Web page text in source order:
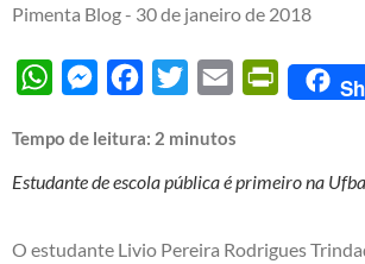
Pimenta Blog - 30 de janeiro de 2018
WhatsAppMessengerFacebook
Twitter Email
Tempo de leitura: 2 minutos
Estudante de escola pública é primeiro na Ufba
O estudante Livio Pereira Rodrigues